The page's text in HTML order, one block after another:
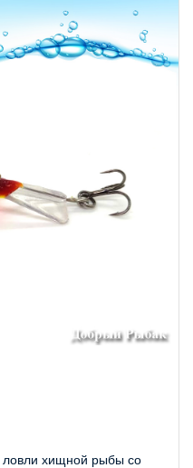
ловли хищной рыбы со